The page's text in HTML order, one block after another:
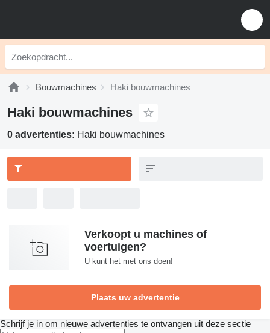
Bouwmachines Haki bouwmachines
Haki bouwmachines
0 advertenties: Haki bouwmachines
Verkoopt u machines of
voertuigen?
U kunt het met ons doen!
Plaats uw advertentie
Schrijf je in om nieuwe advertenties te ontvangen uit deze sectie